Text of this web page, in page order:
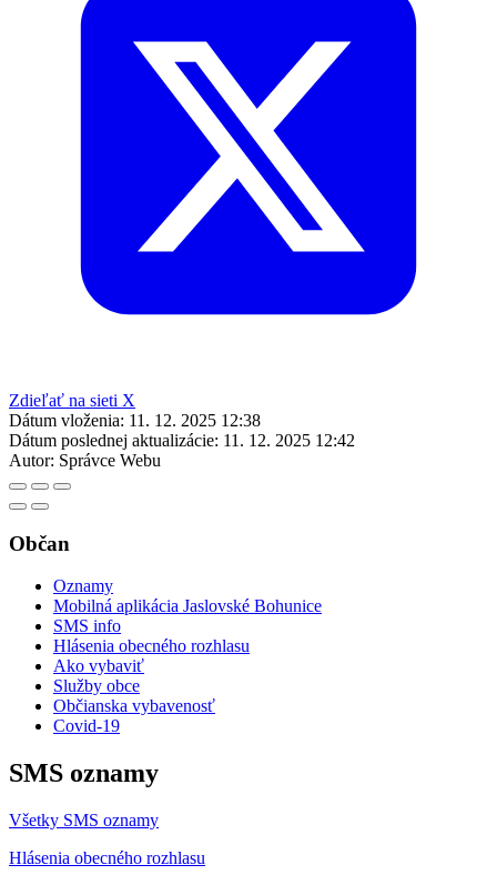
Zdieľať na sieti X
Dátum vloženia: 11. 12. 2025 12:38
Dátum poslednej aktualizácie: 11. 12. 2025 12:42
Autor: Správce Webu
Občan
Oznamy
Mobilná aplikácia Jaslovské Bohunice
SMS info
Hlásenia obecného rozhlasu
Ako vybaviť
Služby obce
Občianska vybavenosť
Covid-19
SMS oznamy
Všetky SMS oznamy
Hlásenia obecného rozhlasu